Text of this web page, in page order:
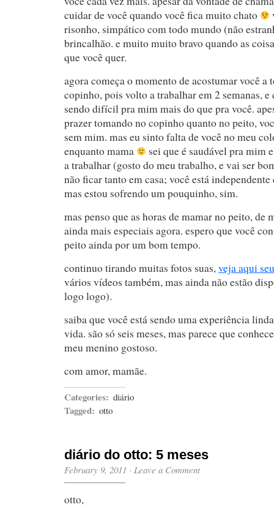
cuidar de você quando você fica muito chato
risonho, simpático com todo mundo (não
brincalhão. e muito muito bravo quando as
que você quer.
agora começa o momento de acostumar você a
copinho, pois volto a trabalhar em 2 semanas, e
sendo difícil pra mim mais do que pra você.
prazer tomando no copinho quanto no peito,
sem mim. mas eu sinto falta de você no meu
enquanto mama
sei que é saudável pra mim
a trabalhar (gosto do meu trabalho, e vai ser
não ficar tanto em casa; você está
mas estou sofrendo um pouquinho, sim.
mas penso que as horas de mamar no peito, de
ainda mais especiais agora. espero que você
peito ainda por um bom tempo.
continuo tirando muitas fotos suas,veja aqui
vários vídeos também, mas ainda não estão
logo logo).
saiba que você está sendo uma experiência
vida. são só seis meses, mas parece que
meu menino gostoso.
com amor, mamãe.
Categories: diário
Tagged: otto
diário do otto: 5 meses
February 9, 2011 · Leave a Comment
otto,